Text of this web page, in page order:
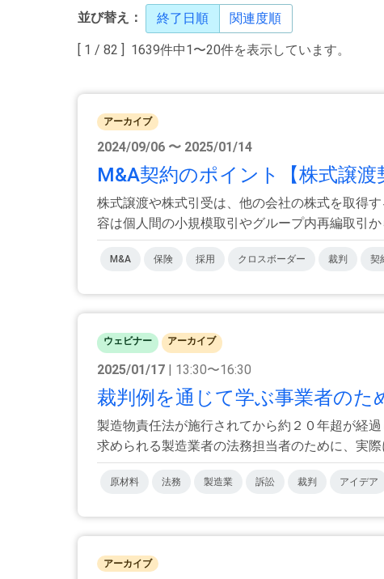
並び替え： 終了日順 関連度順
[ 1 / 82 ] 1639件中1〜20件を表示しています。
アーカイブ
2024/09/06 〜 2025/01/14
M&A契約のポイント【株式譲
株式譲渡や株式引受は、他の会社の株式を取得
容は個人間の小規模取引やグループ内再編取引か
M&A 保険 採用 クロスボーダー 裁判 契
ウェビナー アーカイブ
2025/01/17 | 13:30〜16:30
裁判例を通じて学ぶ事業者のた
製造物責任法が施行されてから約２０年超が経
求められる製造業者の法務担当者のために、実際
原材料 法務 製造業 訴訟 裁判 アイデア
アーカイブ